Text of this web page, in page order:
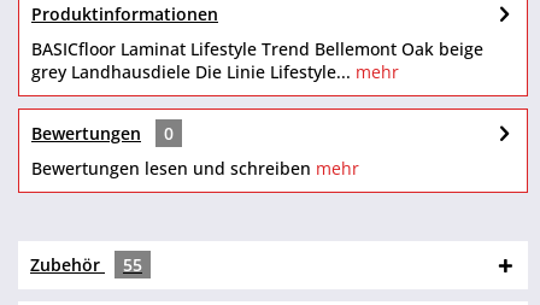
Produktinformationen
BASICfloor Laminat Lifestyle Trend Bellemont Oak beige
grey Landhausdiele Die Linie Lifestyle... mehr
Bewertungen
0
Bewertungen lesen und schreiben mehr
Zubehör 55